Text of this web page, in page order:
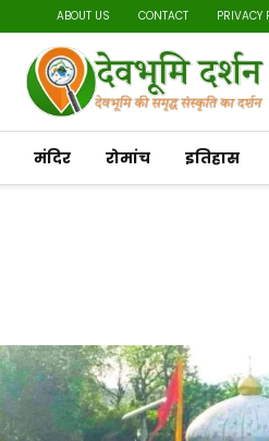
ABOUT US CONTACT PRIVACY
मंदिर रोमांच इतिहास